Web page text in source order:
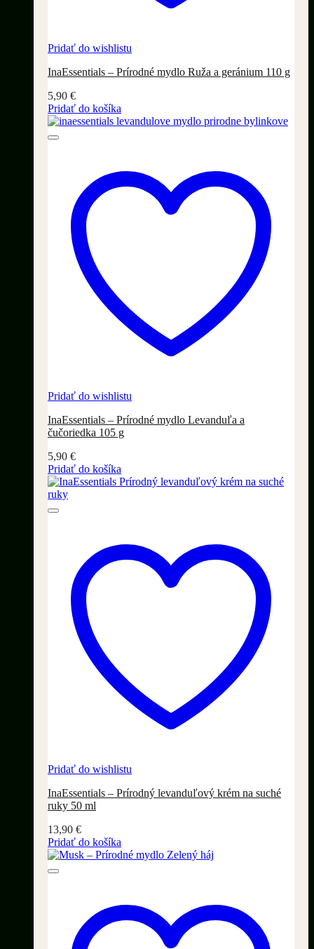
Pridať do wishlistu
InaEssentials – Prírodné mydlo Ruža a geránium 110 g
5,90 €
Pridať do košíka
Pridať do wishlistu
InaEssentials – Prírodné mydlo Levanduľa a
čučoriedka 105 g
5,90 €
Pridať do košíka
Pridať do wishlistu
InaEssentials – Prírodný levanduľový krém na suché
ruky 50 ml
13,90 €
Pridať do košíka